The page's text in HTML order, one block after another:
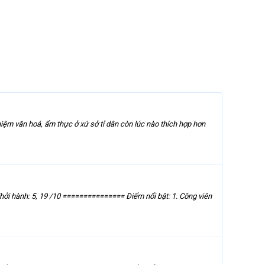
văn hoá, ẩm thực ở xứ sở tỉ dân còn lúc nào thích hợp hơn
hành: 5, 19 /10 =============== Điểm nổi bật: 1. Công viên